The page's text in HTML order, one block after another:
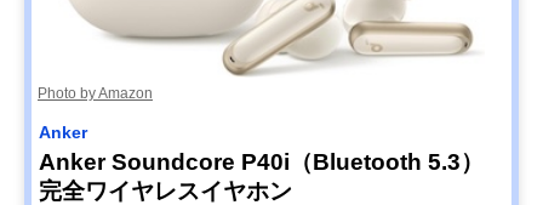
Photo by Amazon
Anker
Anker Soundcore P40i（Bluetooth 5.3）
完全ワイヤレスイヤホン